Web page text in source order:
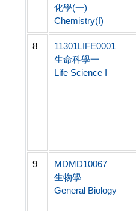
化學(一)
Chemistry(I)
8
11301LIFE0001
生命科學一
Life Science I
9
MDMD10067
生物學
General Biology